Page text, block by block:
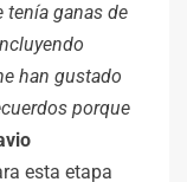
tenía ganas de
han gustado
porque
esta etapa